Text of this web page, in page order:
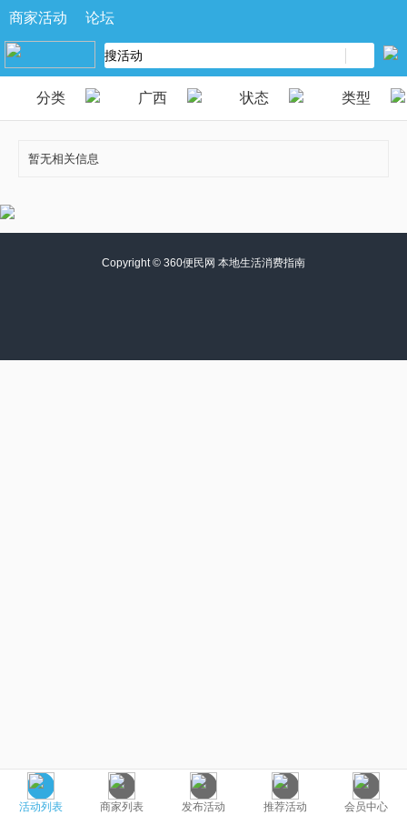
商家活动 论坛
分类 广西 状态 类型
暂无相关信息
活动列表 商家列表 发布活动 推荐活动 会员中心
Copyright © 360便民网 本地生活消费指南